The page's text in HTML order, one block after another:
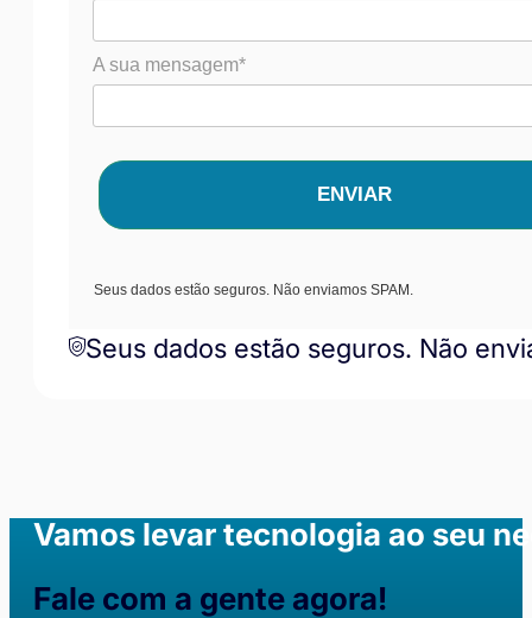
A sua mensagem*
ENVIAR
Seus dados estão seguros. Não enviamos SPAM.
Seus dados estão seguros. Não
Vamos levar tecnologia ao seu
Fale com a gente agora!